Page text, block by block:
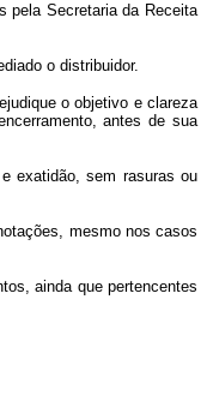
pela Secretaria da Receita
o distribuidor.
o objetivo e clareza
antes de sua
exatidão, sem rasuras ou
mesmo nos casos
ainda que pertencentes